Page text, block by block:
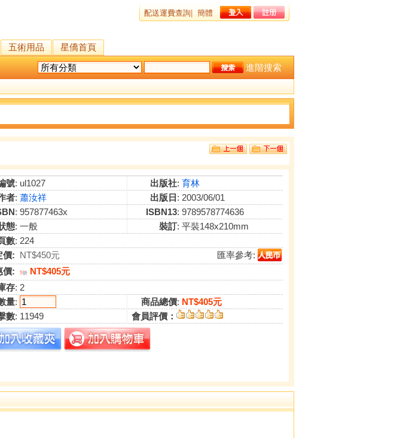
配送運費查詢 簡體
五術用品
星僑首頁
進階搜索
號: ul1027 出版社: 育林
者: 蕭汝祥 出版日 : 2003/06/01
: 957877463x ISBN13: 9789578774636
態: 一般 裝訂: 平裝148x210mm
數: 224
價: NT$450元
匯率參考:
價:
9折 NT$405元
存: 2
量: 商品總價: NT$405元
數: 11949 會員評價：